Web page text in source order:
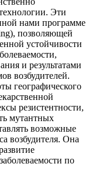
Эти
нами программе
позволяющей
устойчивости
и результатами
возбудителей.
географического
резистентности,
мутантных
возможные
возбудителя. Она
по